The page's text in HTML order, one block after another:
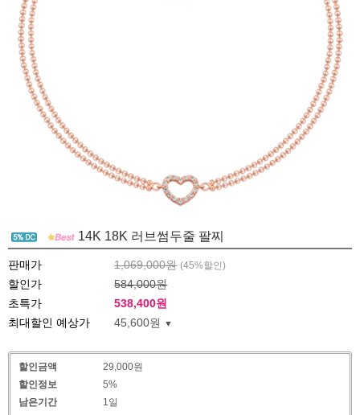
14K 18K 러브썸두줄 팔찌
판매가 1,069,000원 (45%할인)
할인가
584,000원
초특가
538,400원
최대할인 예상가
45,600원
할인금액
29,000원
할인정보
5%
남은기간
1일